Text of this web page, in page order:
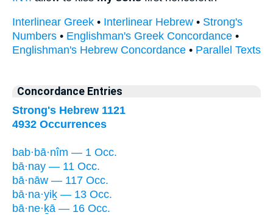
Interlinear Greek • Interlinear Hebrew • Strong's
Numbers • Englishman's Greek Concordance •
Englishman's Hebrew Concordance • Parallel Texts
Concordance Entries
Strong's Hebrew 1121
4932 Occurrences
bab·bā·nîm — 1 Occ.
bā·nay — 11 Occ.
bā·nāw — 117 Occ.
bā·na·yiḵ — 13 Occ.
bā·ne·ḵā — 16 Occ.